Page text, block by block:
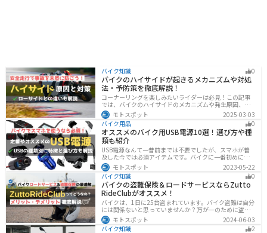
バイク知識 0
バイクのハイサイドが起きるメカニズムや対処
法・予防策を徹底解説！
コーナーリングを楽しみたいライダーは必見！この記事
では、バイクのハイサイドのメカニズムや発生原因、対
処法、予防策を解説しています。実は、バイクのハイサ
イドは危険な現象ですが、正しい知識と対策で防ぐこと
が可能です。この記事を読めば、ハイサイドのリスクを
減らせます。
モトスポット
2025-03-03
バイク用品
0
オススメのバイク用USB電源10選！選び方や種
類も紹介
USB電源なんて一昔前までは不要でしたが、スマホが普
及した今では必須アイテムです。バイクに一番初めにつ
けたいグッズです。この記事では、そんなバイク用USB電
源の種類や選び方、オススメ商品を厳選して紹介します
ので、ぜひ参考にしてください。
モトスポット
2023-05-22
バイク知識
0
バイクの盗難保険＆ロードサービスならZutto
RideClubがオススメ！
バイクは、1日に25台盗まれています。バイク盗難は自分
には関係ないと思っていませんか？万が一のために盗難
保険を検討しておきましょう。この記事ではオススメの
バイク盗難保険「ZuttoRideClub」について解説します。
ロードサービスや会員限定特典などもあるので、お得な
モトスポット
2024-06-03
バイク知識
2